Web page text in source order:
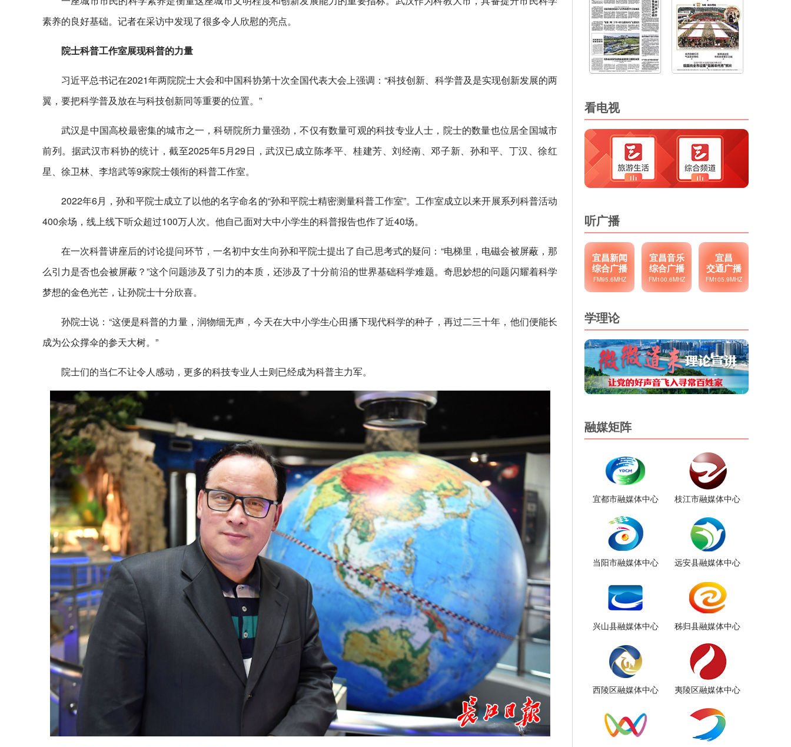
素养的良好基础。记者在采访中发现了很多令人欣慰的亮点。
院士科普工作室展现科普的力量
习近平总书记在2021年两院院士大会和中国科协第十次全国代表大会上强调：“科技创新、科学普及是实现创新发展的两
翼，要把科学普及放在与科技创新同等重要的位置。”
武汉是中国高校最密集的城市之一，科研院所力量强劲，不仅有数量可观的科技专业人士，院士的数量也位居全国城市
前列。据武汉市科协的统计，截至2025年5月29日，武汉已成立陈孝平、桂建芳、刘经南、邓子新、孙和平、丁汉、徐红
星、徐卫林、李培武等9家院士领衔的科普工作室。
2022年6月，孙和平院士成立了以他的名字命名的“孙和平院士精密测量科普工作室”。工作室成立以来开展系列科普活动
400余场，线上线下听众超过100万人次。他自己面对大中小学生的科普报告也作了近40场。
在一次科普讲座后的讨论提问环节，一名初中女生向孙和平院士提出了自己思考式的疑问：“电梯里，电磁会被屏蔽，那
么引力是否也会被屏蔽？”这个问题涉及了引力的本质，还涉及了十分前沿的世界基础科学难题。奇思妙想的问题闪耀着科学
梦想的金色光芒，让孙院士十分欣喜。
孙院士说：“这便是科普的力量，润物细无声，今天在大中小学生心田播下现代科学的种子，再过二三十年，他们便能长
成为公众撑伞的参天大树。”
院士们的当仁不让令人感动，更多的科技专业人士则已经成为科普主力军。
看电视
听广播
宜昌新闻
综合广播
FM95.6MHZ
宜昌音乐
综合广播
FM100.6MHZ
宜昌
交通广播
FM105.9MHZ
学理论
融媒矩阵
宜都市融媒体中心 枝江市融媒体中心
当阳市融媒体中心 远安县融媒体中心
兴山县融媒体中心 秭归县融媒体中心
西陵区融媒体中心 夷陵区融媒体中心